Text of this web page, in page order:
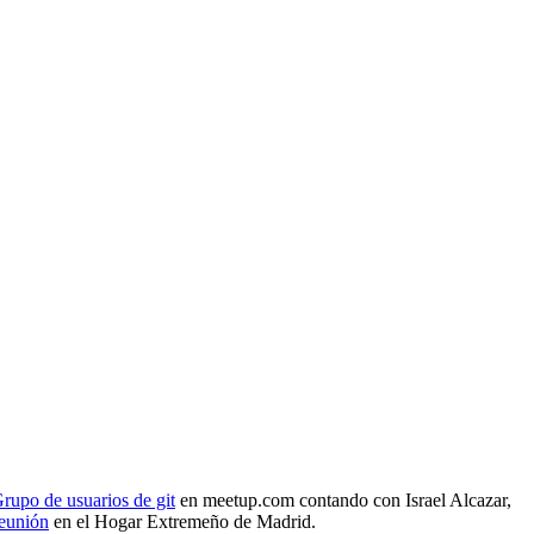
de usuarios de git en meetup.com contando con Israel Alcazar,
en el Hogar Extremeño de Madrid.